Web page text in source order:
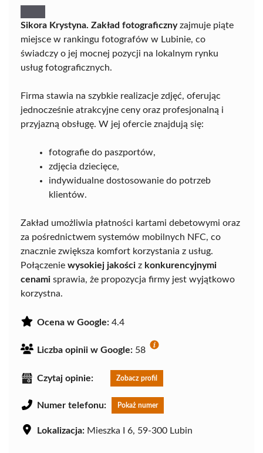
Sikora Krystyna. Zakład fotograficznyzajmuje piąte
miejsce w rankingu fotografów w Lubinie, co
świadczy o jej mocnej pozycji na lokalnym rynku
usług fotograficznych.
Firma stawia na szybkie realizacje zdjęć, oferując
jednocześnie atrakcyjne ceny oraz profesjonalną i
przyjazną obsługę. W jej ofercie znajdują się:
fotografie do paszportów,
zdjęcia dziecięce,
indywidualne dostosowanie do potrzeb
klientów.
Zakład umożliwia płatności kartami debetowymi oraz
za pośrednictwem systemów mobilnych NFC, co
znacznie zwiększa komfort korzystania z usług.
Połączenie wysokiej jakości z konkurencyjnymi
cenami sprawia, że propozycja firmy jest wyjątkowo
korzystna.
Ocena w Google: 4.4
Liczba opinii w Google: 58
Czytaj opinie: Zobacz profil
Numer telefonu: Pokaż numer
Lokalizacja: Mieszka I 6, 59-300 Lubin